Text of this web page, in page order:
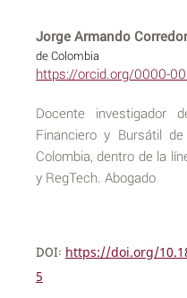
Jorge Armando
de Colombia
https://orcid.org/0000-
Docente investigador
Financiero y Bursátil
Colombia, dentro de la
y RegTech. Abogado
DOI: https://doi.org/
5